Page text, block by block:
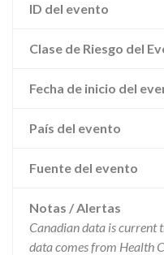
ID del evento
Clase de Riesgo del
Fecha de inicio del
País del evento
Fuente del evento
Notas / Alertas
Canadian data is
data comes from Health